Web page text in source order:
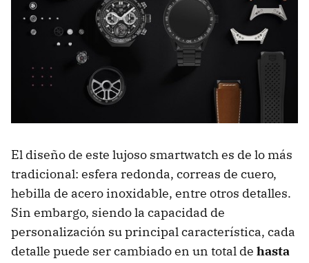
El diseño de este lujoso smartwatch es de lo más
tradicional: esfera redonda, correas de cuero,
hebilla de acero inoxidable, entre otros detalles.
Sin embargo, siendo la capacidad de
personalización su principal característica, cada
detalle puede ser cambiado en un total de hasta